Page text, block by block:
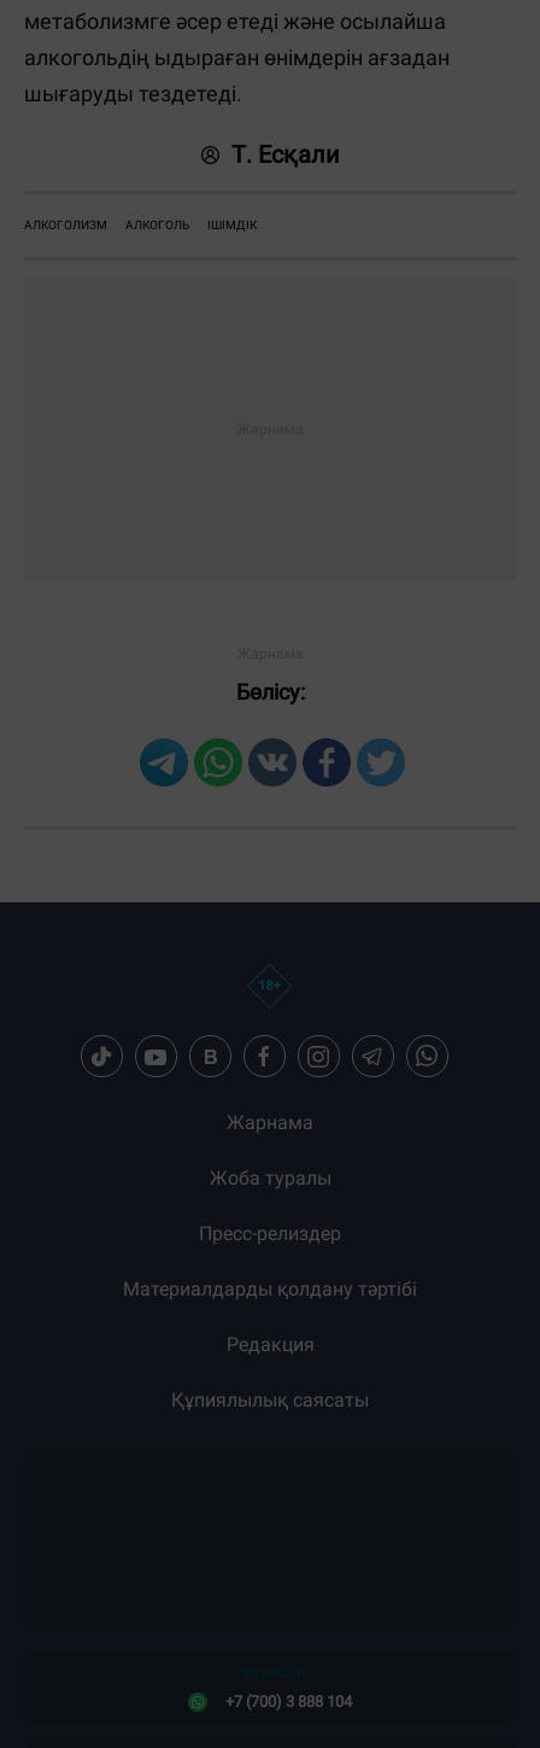
метаболизмге әсер етеді және осылайша
алкогольдің ыдыраған өнімдерін ағзадан
шығаруды тездетеді.
Т. Есқали
АЛКОГОЛИЗМ АЛКОГОЛЬ ІШІМДІК
Бөлісу:
Жарнама
Жоба туралы
Пресс-релиздер
Материалдарды қолдану тәртібі
Редакция
Құпиялылық саясаты
+7 (700) 3 888 104